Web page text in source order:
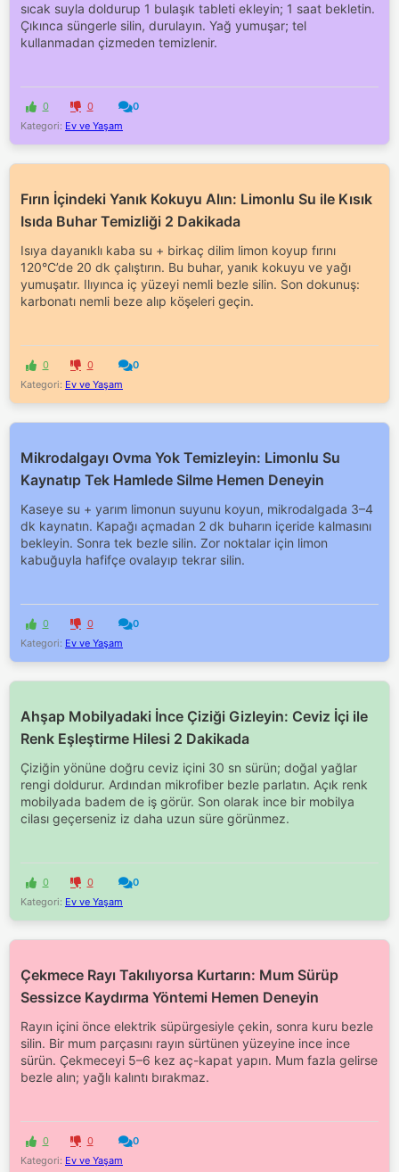
sıcak suyla doldurup 1 bulaşık tableti ekleyin; 1 saat bekletin.
Çıkınca süngerle silin, durulayın. Yağ yumuşar; tel
kullanmadan çizmeden temizlenir.
0 0
0
Kategori: Ev ve Yaşam
Fırın İçindeki Yanık Kokuyu Alın: Limonlu Su ile Kısık
Isıda Buhar Temizliği 2 Dakikada
Isıya dayanıklı kaba su + birkaç dilim limon koyup fırını
120°C’de 20 dk çalıştırın. Bu buhar, yanık kokuyu ve yağı
yumuşatır. Ilıyınca iç yüzeyi nemli bezle silin. Son dokunuş:
karbonatı nemli beze alıp köşeleri geçin.
0 0
0
Kategori: Ev ve Yaşam
Mikrodalgayı Ovma Yok Temizleyin: Limonlu Su
Kaynatıp Tek Hamlede Silme Hemen Deneyin
Kaseye su + yarım limonun suyunu koyun, mikrodalgada 3–4
dk kaynatın. Kapağı açmadan 2 dk buharın içeride kalmasını
bekleyin. Sonra tek bezle silin. Zor noktalar için limon
kabuğuyla hafifçe ovalayıp tekrar silin.
0 0
0
Kategori: Ev ve Yaşam
Ahşap Mobilyadaki İnce Çiziği Gizleyin: Ceviz İçi ile
Renk Eşleştirme Hilesi 2 Dakikada
Çiziğin yönüne doğru ceviz içini 30 sn sürün; doğal yağlar
rengi doldurur. Ardından mikrofiber bezle parlatın. Açık renk
mobilyada badem de iş görür. Son olarak ince bir mobilya
cilası geçerseniz iz daha uzun süre görünmez.
0 0
0
Kategori: Ev ve Yaşam
Çekmece Rayı Takılıyorsa Kurtarın: Mum Sürüp
Sessizce Kaydırma Yöntemi Hemen Deneyin
Rayın içini önce elektrik süpürgesiyle çekin, sonra kuru bezle
silin. Bir mum parçasını rayın sürtünen yüzeyine ince ince
sürün. Çekmeceyi 5–6 kez aç-kapat yapın. Mum fazla gelirse
bezle alın; yağlı kalıntı bırakmaz.
0 0
0
Kategori: Ev ve Yaşam